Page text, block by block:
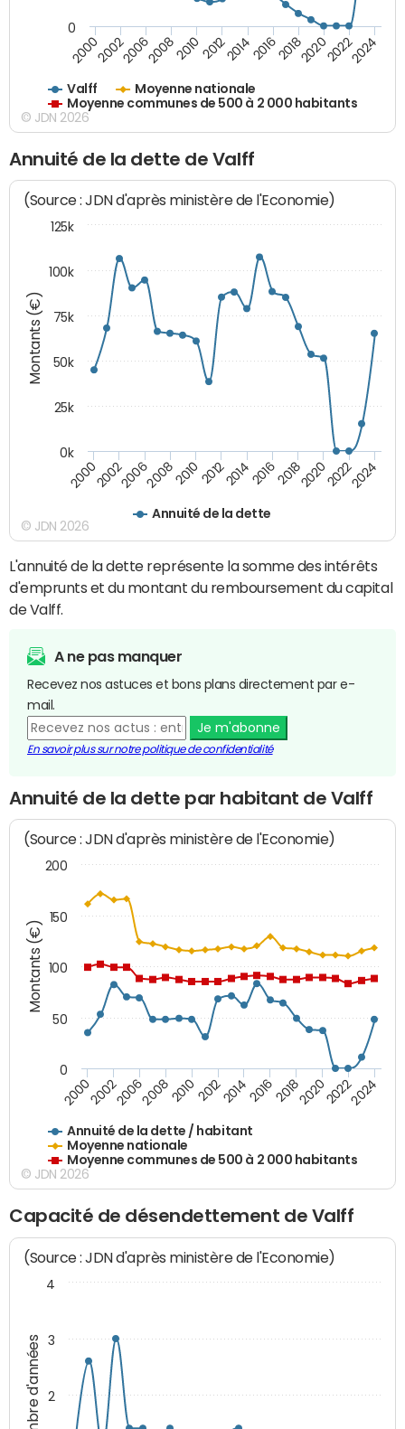
Valff
Moyenne nationale
Moyenne communes de 500 à 2 000 habitants
200020022006200820102012201420162018202020222024
0
© JDN 2026
Annuité de la dette de Valff
Montants (€)
(Source : JDN d'après ministère de l'Economie)
Annuité de la dette
200020022006200820102012201420162018202020222024
0k
25k
50k
75k
100k
125k
© JDN 2026
L'annuité de la dette représente la somme des intérêts
d'emprunts et du montant du remboursement du capital
de Valff.
A ne pas manquer
Recevez nos astuces et bons plans directement par e-
mail.
Je m'abonne
En savoir plus sur notre politique de confidentialité
Annuité de la dette par habitant de Valff
Montants (€)
(Source : JDN d'après ministère de l'Economie)
Annuité de la dette / habitant
Moyenne nationale
Moyenne communes de 500 à 2 000 habitants
200020022006200820102012201420162018202020222024
0
50
100
150
200
© JDN 2026
Capacité de désendettement de Valff
Nombre d'années
(Source : JDN d'après ministère de l'Economie)
2
3
4